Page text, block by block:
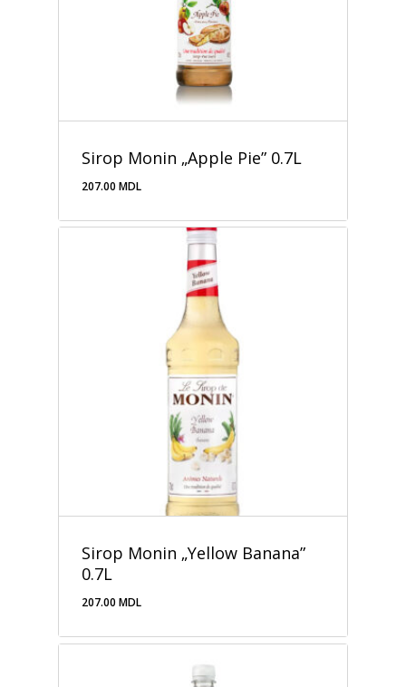
Sirop Monin „Apple Pie” 0.7L
207.00 MDL
Sirop Monin „Yellow Banana”
0.7L
207.00 MDL